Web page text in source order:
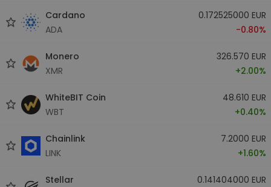
Cardano
ADA
0.172525000 EUR
-0.80%
Monero
XMR
326.570 EUR
+2.00%
WhiteBIT Coin
WBT
48.610 EUR
+0.40%
Chainlink
LINK
7.2000 EUR
+1.60%
Stellar
0.141404000 EUR